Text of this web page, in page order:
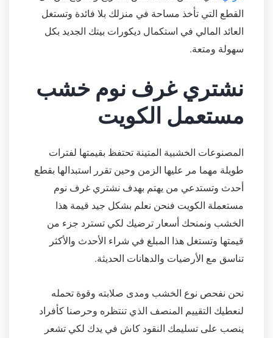
القطع التي تأخذ مساحة في منزلك بلا فائدة وتستغل
العائد المالي في استكمال ديكورات بيتك الجديد بكل
سهولة ومتعة.
نشتري غرف نوم خشب
مستعمل الكويت
المصنوعات الخشبية المتينة تحتفظ بقيمتها لفترات
طويلة مهما مر عليها الزمن وحين تقرر استبدالها بقطع
أحدث وتستدعي من يهتم بهدف نشتري غرف نوم
مستعملة الكويت فنحن نعلم بشكل جيد قيمة هذا
الخشب ونمنحك أسعار ترضيك لكي تسترد جزء من
قيمتها وتستغل هذا المبلغ في شراء الأحدث والأكثر
تناسق مع الأرضيات والدهانات الحديثة.
نحن نفحص نوع الخشب ومدى صلابته وقوة تحمله
لنعطيك التقييم المنصف الذي تنتظره وحرصنا كأفراد
ينصب على تسليمك النقود كاش في يدك لكي تشعر